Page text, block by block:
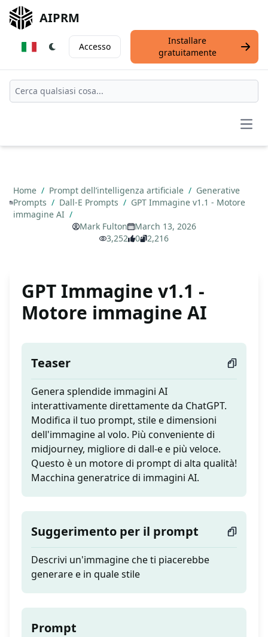
AIPRM
Accesso
Installare
gratuitamente
Home / Prompt dell’intelligenza artificiale / Generative
Prompts / Dall-E Prompts / GPT Immagine v1.1 - Motore
immagine AI /
Mark Fulton
March 13, 2026
3,252
0 2,216
GPT Immagine v1.1 -
Motore immagine AI
Teaser
Genera splendide immagini AI
interattivamente direttamente da ChatGPT.
Modifica il tuo prompt, stile e dimensioni
dell'immagine al volo. Più conveniente di
midjourney, migliore di dall-e e più veloce.
Questo è un motore di prompt di alta qualità!
Macchina generatrice di immagini AI.
Suggerimento per il prompt
Descrivi un'immagine che ti piacerebbe
generare e in quale stile
Prompt